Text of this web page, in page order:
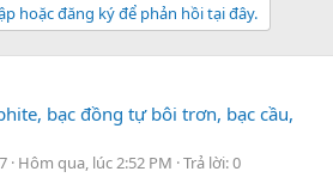
hoặc đăng ký để phản hồi tại đây.
bạc đồng tự bôi trơn, bạc cầu,
Hôm qua, lúc 2:52 PM Trả lời: 0